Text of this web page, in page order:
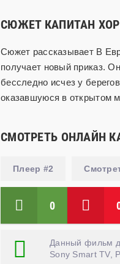
СЮЖЕТ КАПИТАН
Сюжет рассказывает В
получает новый приказ.
бесследно исчез у
оказавшуюся в открытом
СМОТРЕТЬ ОНЛАЙН
Плеер #2
0
Данный фильм
Sony Smart TV,